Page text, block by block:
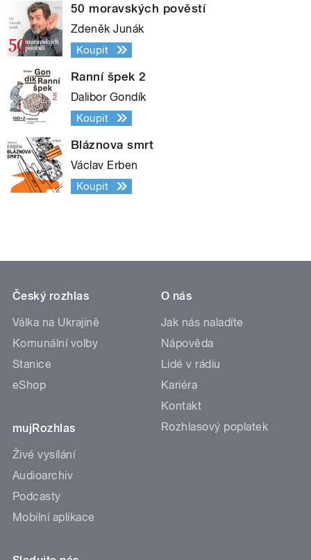
50 moravských pověstí
Zdeněk Junák
Koupit
Ranní špek 2
Dalibor Gondík
Koupit
Bláznova smrt
Václav Erben
Koupit
Český rozhlas
Válka na Ukrajině
Komunální volby
Stanice
eShop
mujRozhlas
Živé vysílání
Audioarchiv
Podcasty
Mobilní aplikace
O nás
Jak nás naladíte
Nápověda
Lidé v rádiu
Kariéra
Kontakt
Rozhlasový poplatek